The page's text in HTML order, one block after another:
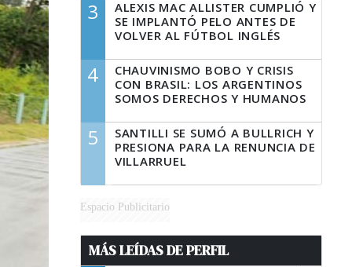
3
ALEXIS MAC ALLISTER CUMPLIÓ Y
SE IMPLANTÓ PELO ANTES DE
VOLVER AL FÚTBOL INGLÉS
4
CHAUVINISMO BOBO Y CRISIS
CON BRASIL: LOS ARGENTINOS
SOMOS DERECHOS Y HUMANOS
5
SANTILLI SE SUMÓ A BULLRICH Y
PRESIONA PARA LA RENUNCIA DE
VILLARRUEL
Espacio Publicitario
MÁS LEÍDAS DE PERFIL